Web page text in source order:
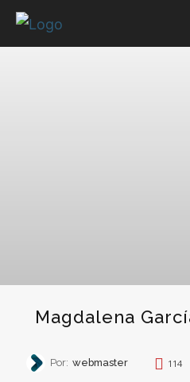
Magdalena
Por: webmaster 114